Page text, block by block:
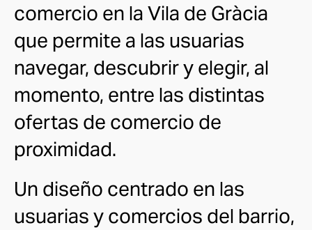
comercio en la Vila de Gràcia
que permite a las usuarias
navegar, descubrir y elegir, al
momento, entre las distintas
ofertas de comercio de
proximidad.
Un diseño centrado en las
usuarias y comercios del barrio,